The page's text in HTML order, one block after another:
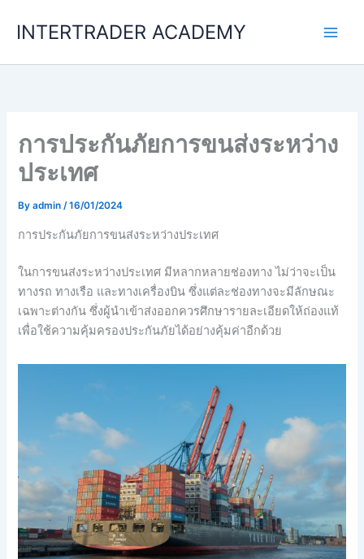
INTERTRADER ACADEMY
การประกันภัยการขนส่งระหว่าง
ประเทศ
Byadmin/16/01/2024
การประกันภัยการขนส่งระหว่างประเทศ
ในการขนส่งระหว่างประเทศ มีหลากหลายช่องทาง ไม่ว่าจะเป็น
ทางรถ ทางเรือ และทางเครื่องบิน ซึ่งแต่ละช่องทางจะมีลักษณะ
เฉพาะต่างกัน ซึ่งผู้นำเข้าส่งออกควรศึกษารายละเอียดให้ถ่องแท้
เพื่อใช้ความคุ้มครองประกันภัยได้อย่างคุ้มค่าอีกด้วย